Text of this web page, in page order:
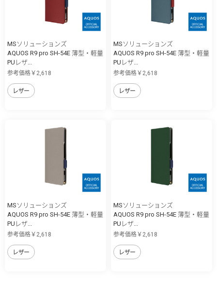
MSソリューションズ
AQUOS R9 pro SH-54E 薄型・軽量
PUレザ...
参考価格￥2,618
レザー
MSソリューションズ
AQUOS R9 pro SH-54E 薄型・軽量
PUレザ...
参考価格￥2,618
レザー
MSソリューションズ
AQUOS R9 pro SH-54E 薄型・軽量
PUレザ...
参考価格￥2,618
レザー
MSソリューションズ
AQUOS R9 pro SH-54E 薄型・軽量
PUレザ...
参考価格￥2,618
レザー